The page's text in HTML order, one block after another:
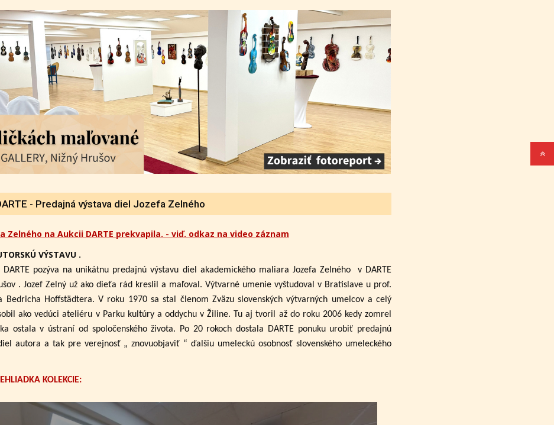
- Predajná výstava diel Jozefa Zelného
Zelného na Aukcii DARTE prekvapila. - viď. odkaz na video záznam
VÝSTAVU .
DARTE pozýva na unikátnu predajnú výstavu diel akademického maliara Jozefa Zelného
v DARTE
. Jozef Zelný už ako dieťa rád kreslil a maľoval. Výtvarné umenie vyštudoval v Bratislave u prof.
Bedricha Hoffstädtera. V roku 1970 sa stal členom Zväzu slovenských výtvarných umelcov a celý
ako vedúci ateliéru v Parku kultúry a oddychu v Žiline. Tu aj tvoril až do roku 2006 kedy zomrel
ostala v ústraní od spoločenského života. Po 20 rokoch dostala DARTE ponuku urobiť predajnú
autora a tak pre verejnosť „ znovuobjaviť “ ďalšiu umeleckú osobnosť slovenského umeleckého
KOLEKCIE: